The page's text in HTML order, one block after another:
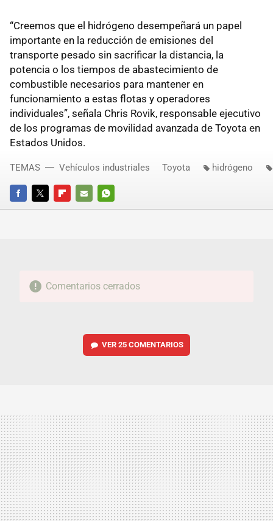
“Creemos que el hidrógeno desempeñará un papel
importante en la reducción de emisiones del
transporte pesado sin sacrificar la distancia, la
potencia o los tiempos de abastecimiento de
combustible necesarios para mantener en
funcionamiento a estas flotas y operadores
individuales”, señala Chris Rovik, responsable ejecutivo
de los programas de movilidad avanzada de Toyota en
Estados Unidos.
FACEBOOKTWITTERFLIPBOARD
E-
WHATSAPP
TEMAS Vehículos industriales Toyota hidrógeno
Comentarios cerrados
VER 25 COMENTARIOS